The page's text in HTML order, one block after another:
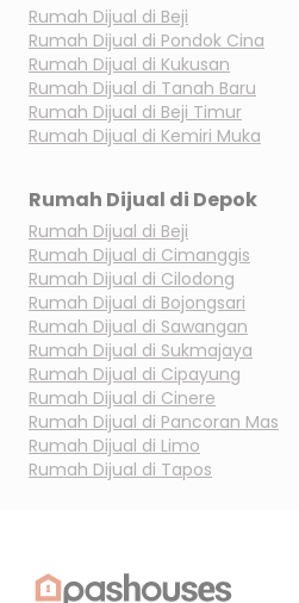
Rumah Dijual di Beji
Rumah Dijual di Pondok Cina
Rumah Dijual di Kukusan
Rumah Dijual di Tanah Baru
Rumah Dijual di Beji Timur
Rumah Dijual di Kemiri Muka
Rumah Dijual di Depok
Rumah Dijual di Beji
Rumah Dijual di Cimanggis
Rumah Dijual di Cilodong
Rumah Dijual di Bojongsari
Rumah Dijual di Sawangan
Rumah Dijual di Sukmajaya
Rumah Dijual di Cipayung
Rumah Dijual di Cinere
Rumah Dijual di Pancoran Mas
Rumah Dijual di Limo
Rumah Dijual di Tapos